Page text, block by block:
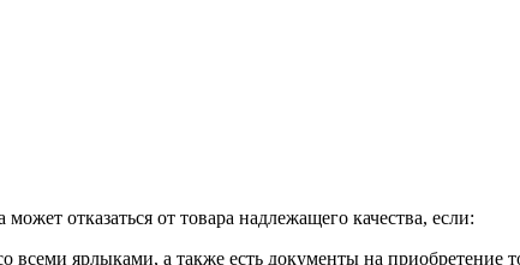
отказаться от товара надлежащего качества, если:
всеми ярлыками, а также есть документы на приобретение